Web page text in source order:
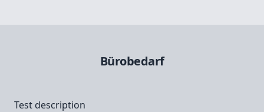
Bürobedarf
Test description